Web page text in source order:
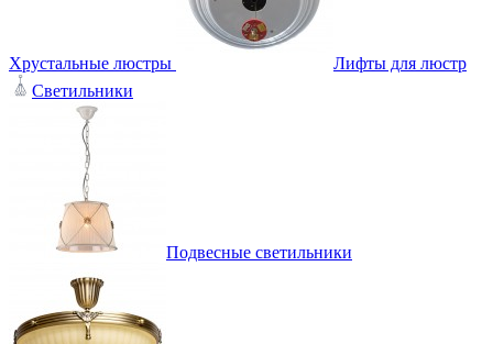
Хрустальные люстры
Лифты для люстр
Светильники
Подвесные светильники